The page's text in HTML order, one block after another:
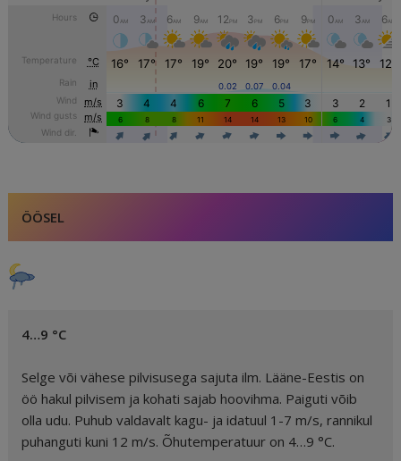
ÖÖSEL
4…9 °C
Selge või vähese pilvisusega sajuta ilm. Lääne-Eestis on
öö hakul pilvisem ja kohati sajab hoovihma. Paiguti võib
olla udu. Puhub valdavalt kagu- ja idatuul 1-7 m/s, rannikul
puhanguti kuni 12 m/s. Õhutemperatuur on 4…9 °C.